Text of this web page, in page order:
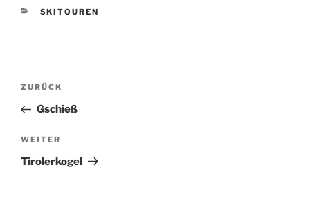
KATEGORIEN
SKITOUREN
Beitragsnavigation
Vorheriger
Beitrag
ZURÜCK
Gschieß
Nächster
Beitrag
WEITER
Tirolerkogel